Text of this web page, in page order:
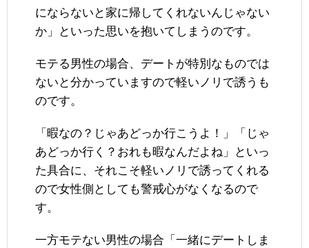
にならないと家に帰してくれないんじゃない
か」といった思いを抱いてしまうのです。
モテる男性の場合、デートが特別なものでは
ないと分かっていますので軽いノリで誘うも
のです。
「暇なの？じゃあどっか行こうよ！」「じゃ
あどっか行く？おれも暇なんだよね」といっ
た具合に、それこそ軽いノリで誘ってくれる
ので女性側としても警戒心がなくなるので
す。
一方モテない男性の場合「一緒にデートしま